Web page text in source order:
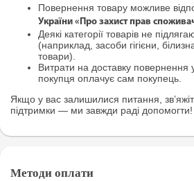
Повернення товару можливе
України «Про захист прав
Деякі категорії товарів не
(наприклад, засоби гігієни,
товари).
Витрати на доставку повернення
покупця оплачує сам покупець.
Якщо у вас залишилися питання,
підтримки — ми завжди раді допомогти!
Методи оплати